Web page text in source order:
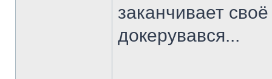
заканчивает
докерувався...